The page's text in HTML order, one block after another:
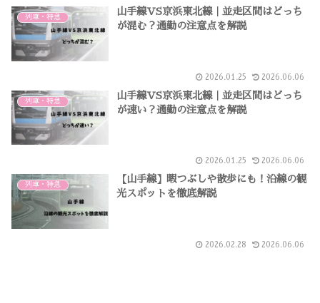
列車・特急
山手線VS京浜東北線｜並走区間はどっち
が混む？通勤の注意点を解説
2026.01.25 2026.06.06
列車・特急
山手線VS京浜東北線｜並走区間はどっち
が速い？通勤の注意点を解説
2026.01.25 2026.06.06
列車・特急
【山手線】暇つぶしや散歩にも！沿線の観
光スポットを徹底解説
2026.02.28 2026.06.06